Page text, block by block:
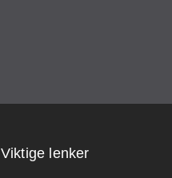
Viktige lenker